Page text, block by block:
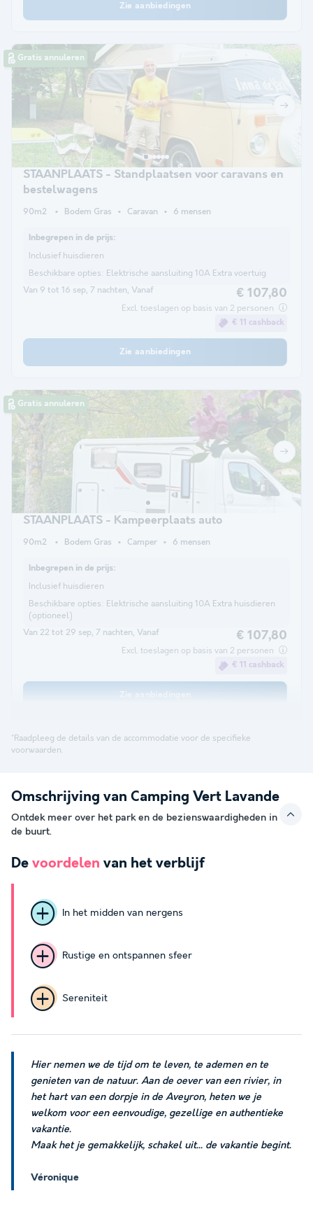
Zie aanbiedingen
Gratis annuleren
STAANPLAATS - Standplaatsen voor caravans en
bestelwagens
90m2 Bodem Gras Caravan 6 mensen
Inbegrepen in de prijs:
Inclusief huisdieren
Beschikbare opties: Elektrische aansluiting 10A Extra voertuig
Van 9 tot 16 sep, 7 nachten, Vanaf € 107,80
Excl. toeslagen op basis van 2 personen
€ 11 cashback
Zie aanbiedingen
Gratis annuleren
STAANPLAATS - Kampeerplaats auto
90m2 Bodem Gras Camper 6 mensen
Inbegrepen in de prijs:
Inclusief huisdieren
Beschikbare opties: Elektrische aansluiting 10A Extra huisdieren
(optioneel)
Van 22 tot 29 sep, 7 nachten, Vanaf € 107,80
Excl. toeslagen op basis van 2 personen
€ 11 cashback
*Raadpleeg de details van de accommodatie voor de specifieke
voorwaarden.
Omschrijving van Camping Vert Lavande
Ontdek meer over het park en de bezienswaardigheden in
de buurt.
De voordelen van het verblijf
In het midden van nergens
Rustige en ontspannen sfeer
Sereniteit
Hier nemen we de tijd om te leven, te ademen en te
genieten van de natuur. Aan de oever van een rivier, in
het hart van een dorpje in de Aveyron, heten we je
welkom voor een eenvoudige, gezellige en authentieke
vakantie.
Maak het je gemakkelijk, schakel uit... de vakantie begint.
Véronique